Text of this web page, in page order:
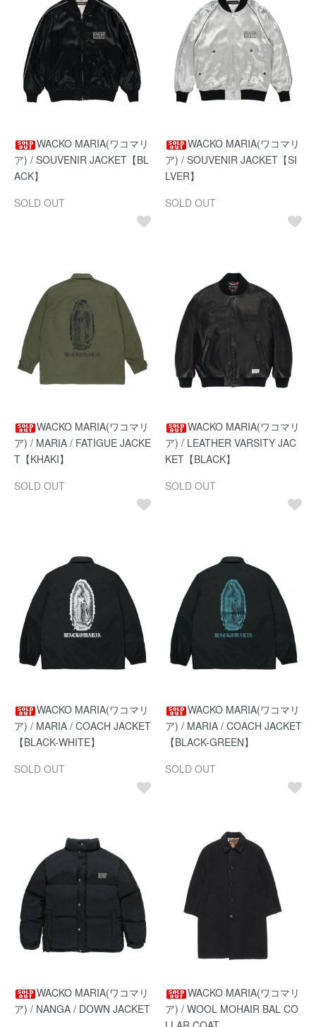
WACKO MARIA(ワコマリ
ア) / SOUVENIR JACKET【BL
ACK】
SOLD OUT
WACKO MARIA(ワコマリ
ア) / SOUVENIR JACKET【SI
LVER】
SOLD OUT
WACKO MARIA(ワコマリ
ア) / MARIA / FATIGUE JACKE
T【KHAKI】
SOLD OUT
WACKO MARIA(ワコマリ
ア) / LEATHER VARSITY JAC
KET【BLACK】
SOLD OUT
WACKO MARIA(ワコマリ
ア) / MARIA / COACH JACKET
【BLACK-WHITE】
SOLD OUT
WACKO MARIA(ワコマリ
ア) / MARIA / COACH JACKET
【BLACK-GREEN】
SOLD OUT
WACKO MARIA(ワコマリ
ア) / NANGA / DOWN JACKET
WACKO MARIA(ワコマリ
ア) / WOOL MOHAIR BAL CO